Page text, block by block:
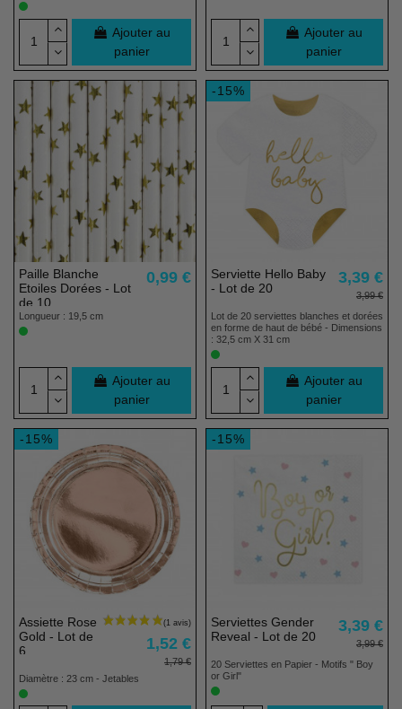
(1 avis)
Ajouter au
panier
Ajouter au
panier
Paille Blanche
Etoiles Dorées - Lot
de 10
0,99 €
Longueur : 19,5 cm
Ajouter au
panier
-15%
Serviette Hello Baby
- Lot de 20
3,39 €
3,99 €
Lot de 20 serviettes blanches et dorées
en forme de haut de bébé - Dimensions
: 32,5 cm X 31 cm
Ajouter au
panier
-15%
Assiette Rose
Gold - Lot de
6
1,52 €
1,79 €
Diamètre : 23 cm - Jetables
-15%
Serviettes Gender
Reveal - Lot de 20
3,39 €
3,99 €
20 Serviettes en Papier - Motifs " Boy
or Girl"